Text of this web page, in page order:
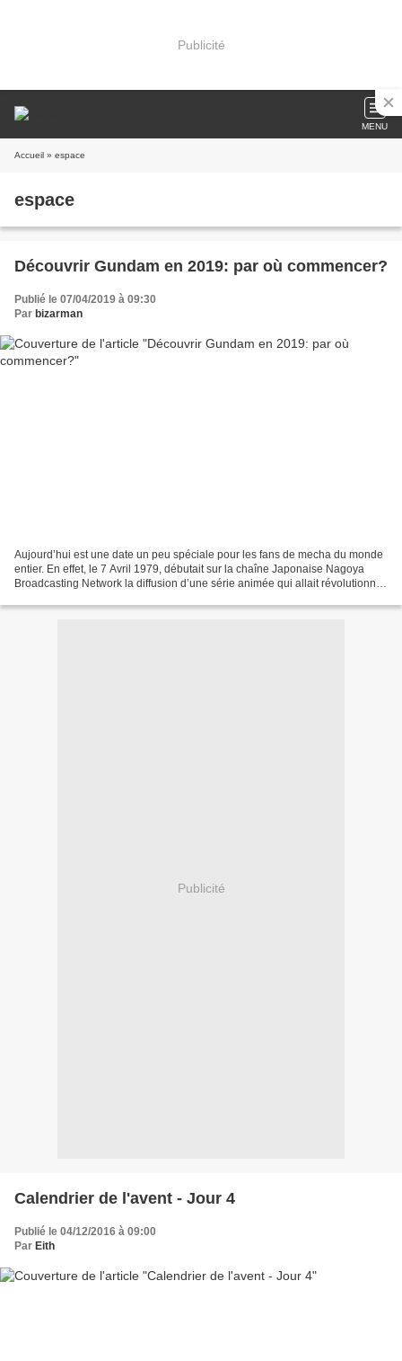
Publicité
MENU
Accueil » espace
espace
Découvrir Gundam en 2019: par où commencer?
Publié le 07/04/2019 à 09:30
Par bizarman
Aujourd’hui est une date un peu spéciale pour les fans de mecha du monde
entier. En effet, le 7 Avril 1979, débutait sur la chaîne Japonaise Nagoya
Broadcasting Network la diffusion d’une série animée qui allait révolutionner
Publicité
Calendrier de l'avent - Jour 4
Publié le 04/12/2016 à 09:00
Par Eith